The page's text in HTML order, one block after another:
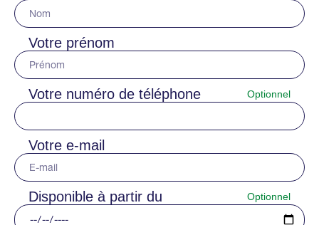
Votre prénom
Votre numéro de téléphone
Votre e-mail
Disponible à partir du